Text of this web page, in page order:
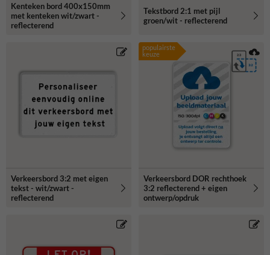
Kenteken bord 400x150mm
met kenteken wit/zwart -
reflecterend
Tekstbord 2:1 met pijl
groen/wit - reflecterend
Verkeersbord 3:2 met eigen
tekst - wit/zwart -
reflecterend
populairste
keuze
Verkeersbord DOR rechthoek
3:2 reflecterend + eigen
ontwerp/opdruk